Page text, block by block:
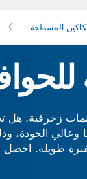
المسطحة
زخرفية.
وعالي
لفترة طويلة.